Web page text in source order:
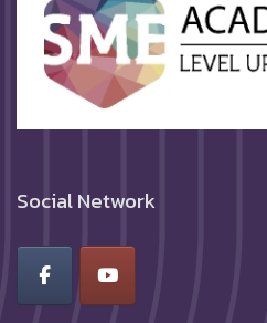
Social Network